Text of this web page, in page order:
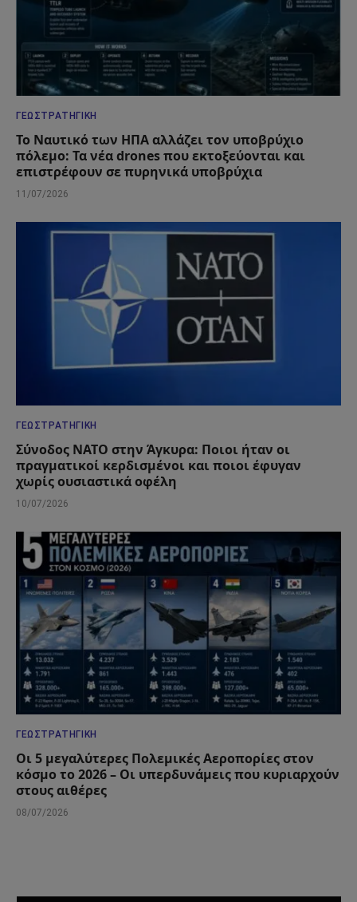
ΓΕΩΣΤΡΑΤΗΓΙΚΉ
Το Ναυτικό των ΗΠΑ αλλάζει τον υποβρύχιο
πόλεμο: Τα νέα drones που εκτοξεύονται και
επιστρέφουν σε πυρηνικά υποβρύχια
11/07/2026
ΓΕΩΣΤΡΑΤΗΓΙΚΉ
Σύνοδος ΝΑΤΟ στην Άγκυρα: Ποιοι ήταν οι
πραγματικοί κερδισμένοι και ποιοι έφυγαν
χωρίς ουσιαστικά οφέλη
10/07/2026
ΓΕΩΣΤΡΑΤΗΓΙΚΉ
Οι 5 μεγαλύτερες Πολεμικές Αεροπορίες στον
κόσμο το 2026 – Οι υπερδυνάμεις που κυριαρχούν
στους αιθέρες
08/07/2026